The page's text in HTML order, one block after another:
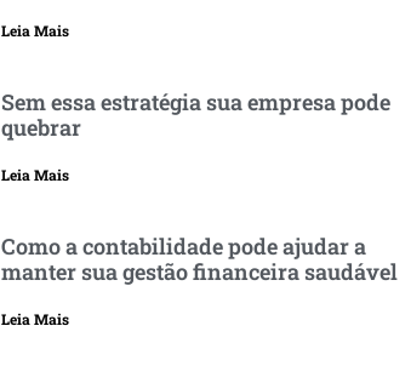
Leia Mais
Sem essa estratégia sua empresa pode
quebrar
Leia Mais
Como a contabilidade pode ajudar a
manter sua gestão financeira saudável
Leia Mais